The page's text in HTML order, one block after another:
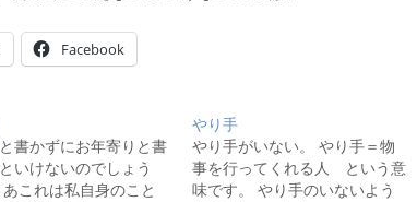
Facebook
書かずにお年寄りと書
いけないのでしょう
これは私自身のこと
やり手
やり手がいない。 やり手＝物
事を行ってくれる人 という意
味です。 やり手のいないよう